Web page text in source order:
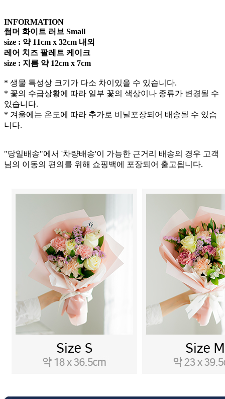
INFORMATION
썸머 화이트 러브 Small
size : 약 11cm x 32cm 내외
레어 치즈 팔레트 케이크
size : 지름 약 12cm x 7cm
* 생물 특성상 크기가 다소 차이있을 수 있습니다.
* 꽃의 수급상황에 따라 일부 꽃의 색상이나 종류가 변경될 수
있습니다.
* 겨울에는 온도에 따라 추가로 비닐포장되어 배송될 수 있습
니다.
"당일배송"에서 '차량배송'이 가능한 근거리 배송의 경우 고객
님의 이동의 편의를 위해 쇼핑백에 포장되어 출고됩니다.